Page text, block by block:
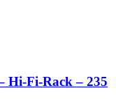
Hi-Fi-Rack – 235